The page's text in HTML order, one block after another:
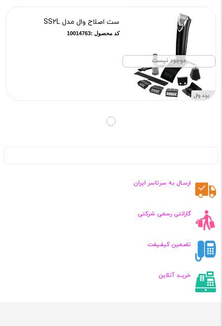
موجود نیست
برند وال
ست اصلاح وال مدل SS2L
کد محصول :10014763
ارسـال به سرتاسر ایران
گارانتی رسمی شرکتی
تضـمین کیفـیفت
خریــد آنلاین